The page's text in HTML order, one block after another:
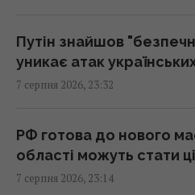
Одна фраза миттєво
зверхню людину:
Над ремонтною базою
Путін знайшов
уникає атак
7 серпня 2026, 23:32
РФ готова до нового
області можуть стати
7 серпня 2026, 23:14